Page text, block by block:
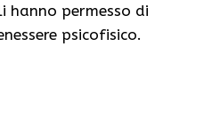
hanno permesso di
psicofisico.